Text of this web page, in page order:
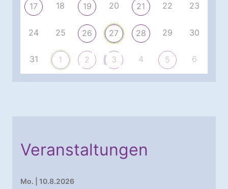
17 18 19 20 21 22 23
24 25 26 27 28 29 30
31 1 2 3 4 5 6
Veranstaltungen
Mo. | 10.8.2026